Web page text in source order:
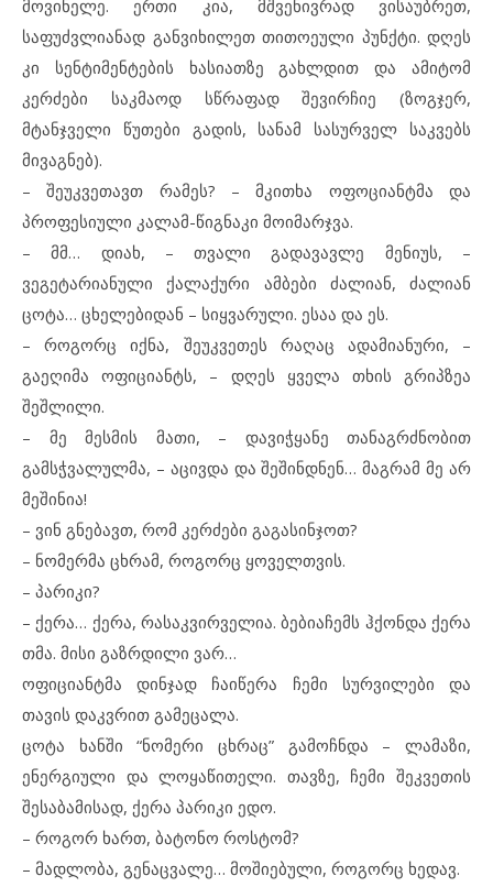
მოვინელე. ერთი კია, მშვენივრად ვისაუბრეთ,
საფუძვლიანად განვიხილეთ თითოეული პუნქტი. დღეს
კი სენტიმენტების ხასიათზე გახლდით და ამიტომ
კერძები საკმაოდ სწრაფად შევირჩიე (ზოგჯერ,
მტანჯველი წუთები გადის, სანამ სასურველ საკვებს
მივაგნებ).
– შეუკვეთავთ რამეს? – მკითხა ოფოციანტმა და
პროფესიული კალამ-წიგნაკი მოიმარჯვა.
– მმ… დიახ, – თვალი გადავავლე მენიუს, –
ვეგეტარიანული ქალაქური ამბები ძალიან, ძალიან
ცოტა… ცხელებიდან – სიყვარული. ესაა და ეს.
– როგორც იქნა, შეუკვეთეს რაღაც ადამიანური, –
გაეღიმა ოფიციანტს, – დღეს ყველა თხის გრიპზეა
შეშლილი.
– მე მესმის მათი, – დავიჭყანე თანაგრძნობით
გამსჭვალულმა, – აცივდა და შეშინდნენ… მაგრამ მე არ
მეშინია!
– ვინ გნებავთ, რომ კერძები გაგასინჯოთ?
– ნომერმა ცხრამ, როგორც ყოველთვის.
– პარიკი?
– ქერა… ქერა, რასაკვირველია. ბებიაჩემს ჰქონდა ქერა
თმა. მისი გაზრდილი ვარ…
ოფიციანტმა დინჯად ჩაიწერა ჩემი სურვილები და
თავის დაკვრით გამეცალა.
ცოტა ხანში “ნომერი ცხრაც” გამოჩნდა – ლამაზი,
ენერგიული და ლოყაწითელი. თავზე, ჩემი შეკვეთის
შესაბამისად, ქერა პარიკი ედო.
– როგორ ხართ, ბატონო როსტომ?
– მადლობა, გენაცვალე… მოშიებული, როგორც ხედავ.